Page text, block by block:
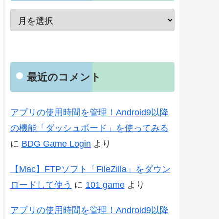
最近のコメント
アプリの使用時間を管理！Android9以降
の機能「ダッシュボード」を使ってみる
に BDG Game Login より
【Mac】FTPソフト「FileZilla」をダウン
ロードして使う に 101 gameより
アプリの使用時間を管理！Android9以降